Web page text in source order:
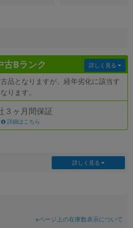
古Bランク
品となりますが、経年劣化に該当す
ります。
詳しく見る
３ヶ月間保証
詳細はこちら
詳しく見る
※ページ上の在庫数表示について